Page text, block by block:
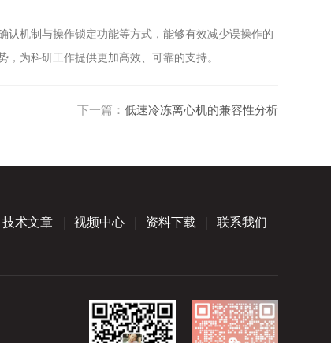
机制与操作锁定功能等方式，能够有效减少误操作的
为科研工作提供更加高效、可靠的支持。
下一篇： 低速冷冻离心机的兼容性分析
技术文章 视频中心 资料下载 联系我们